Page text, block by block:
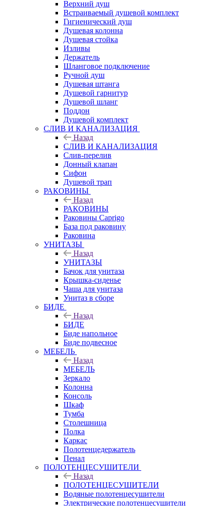
Верхний душ
Встраиваемый душевой комплект
Гигиенический душ
Душевая колонна
Душевая стойка
Изливы
Держатель
Шланговое подключение
Ручной душ
Душевая штанга
Душевой гарнитур
Душевой шланг
Поддон
Душевой комплект
СЛИВ И КАНАЛИЗАЦИЯ
Назад
СЛИВ И КАНАЛИЗАЦИЯ
Слив-перелив
Донный клапан
Сифон
Душевой трап
РАКОВИНЫ
Назад
РАКОВИНЫ
Раковины Caprigo
База под раковину
Раковина
УНИТАЗЫ
Назад
УНИТАЗЫ
Бачок для унитаза
Крышка-сиденье
Чаша для унитаза
Унитаз в сборе
БИДЕ
Назад
БИДЕ
Биде напольное
Биде подвесное
МЕБЕЛЬ
Назад
МЕБЕЛЬ
Зеркало
Колонна
Консоль
Шкаф
Тумба
Столешница
Полка
Каркас
Полотенцедержатель
Пенал
ПОЛОТЕНЦЕСУШИТЕЛИ
Назад
ПОЛОТЕНЦЕСУШИТЕЛИ
Водяные полотенцесушители
Электрические полотенцесушители